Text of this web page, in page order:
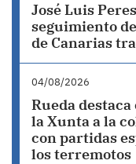
José Luis
seguimiento
de Canarias
04/08/2026
Rueda
la Xunta a la
con partidas
los terremotos